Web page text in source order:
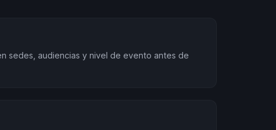
sedes, audiencias y nivel de evento antes de